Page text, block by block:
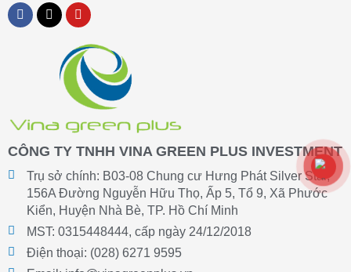
F
a
T
i
Y
o
t
u
b
e
CÔNG TY TNHH VINA GREEN PLUS INVESTMENT
Trụ sở chính: B03-08 Chung cư Hưng Phát Silver Star,
156A Đường Nguyễn Hữu Thọ, Ấp 5, Tổ 9, Xã Phước
Kiển, Huyện Nhà Bè, TP. Hồ Chí Minh
MST: 0315448444, cấp ngày 24/12/2018
Điện thoại: (028) 6271 9595